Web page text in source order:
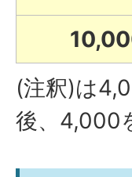
(注釈)は
後、4,000